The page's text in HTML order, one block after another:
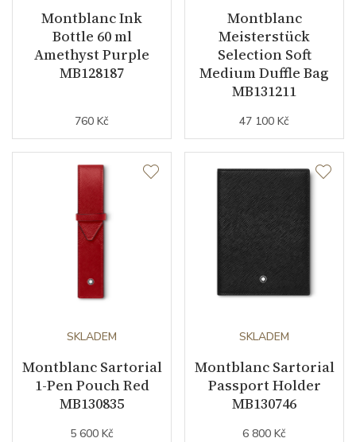
Montblanc Ink
Bottle 60 ml
Amethyst Purple
MB128187
760 Kč
Montblanc
Meisterstück
Selection Soft
Medium Duffle Bag
MB131211
47 100 Kč
SKLADEM
Montblanc Sartorial
1-Pen Pouch Red
MB130835
5 600 Kč
SKLADEM
Montblanc Sartorial
Passport Holder
MB130746
6 800 Kč